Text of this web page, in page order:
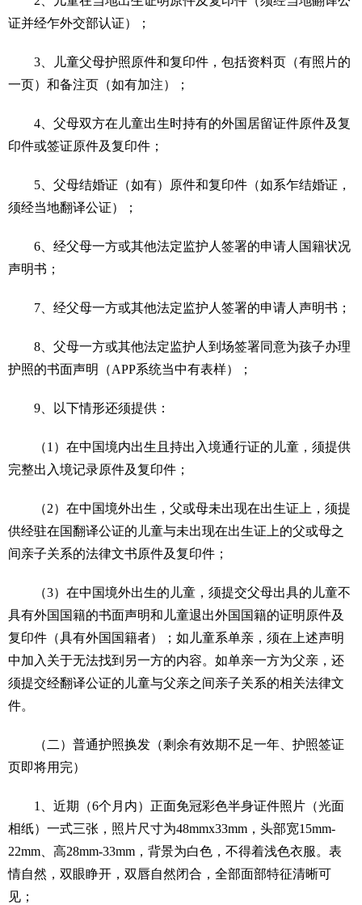
证并经乍外交部认证）；
3、儿童父母护照原件和复印件，包括资料页（有照片的
一页）和备注页（如有加注）；
4、父母双方在儿童出生时持有的外国居留证件原件及复
印件或签证原件及复印件；
5、父母结婚证（如有）原件和复印件（如系乍结婚证，
须经当地翻译公证）；
6、经父母一方或其他法定监护人签署的申请人国籍状况
声明书；
7、经父母一方或其他法定监护人签署的申请人声明书；
8、父母一方或其他法定监护人到场签署同意为孩子办理
护照的书面声明（APP系统当中有表样）；
9、以下情形还须提供：
（1）在中国境内出生且持出入境通行证的儿童，须提供
完整出入境记录原件及复印件；
（2）在中国境外出生，父或母未出现在出生证上，须提
供经驻在国翻译公证的儿童与未出现在出生证上的父或母之
间亲子关系的法律文书原件及复印件；
（3）在中国境外出生的儿童，须提交父母出具的儿童不
具有外国国籍的书面声明和儿童退出外国国籍的证明原件及
复印件（具有外国国籍者）；如儿童系单亲，须在上述声明
中加入关于无法找到另一方的内容。如单亲一方为父亲，还
须提交经翻译公证的儿童与父亲之间亲子关系的相关法律文
件。
（二）普通护照换发（剩余有效期不足一年、护照签证
页即将用完）
1、近期（6个月内）正面免冠彩色半身证件照片（光面
相纸）一式三张，照片尺寸为48mmx33mm，头部宽15mm-
22mm、高28mm-33mm，背景为白色，不得着浅色衣服。表
情自然，双眼睁开，双唇自然闭合，全部面部特征清晰可
见；